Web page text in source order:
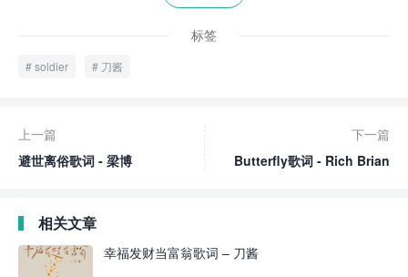
标签
soldier 刀酱
上一篇
避世离俗歌词 - 梁博
下一篇
Butterfly歌词 - Rich Brian
相关文章
幸福发财当富翁歌词 – 刀酱